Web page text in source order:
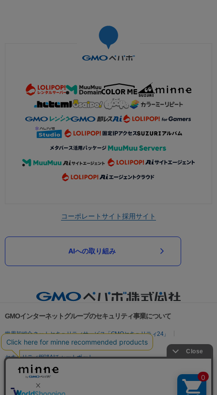
コーポレートサイト採用サイト
AIへの取り組み
GMOインターネットグループのセキュリティ事業について
世界初総合ネットセキュリティサービス「GMOセキュリティ24」
パスワード漏洩診断
Webサイトリスク診断
セキュリティ相談AIチャットボット
実在証明・盗聴対策
サイバー攻撃対策（GMO Flatt Security）